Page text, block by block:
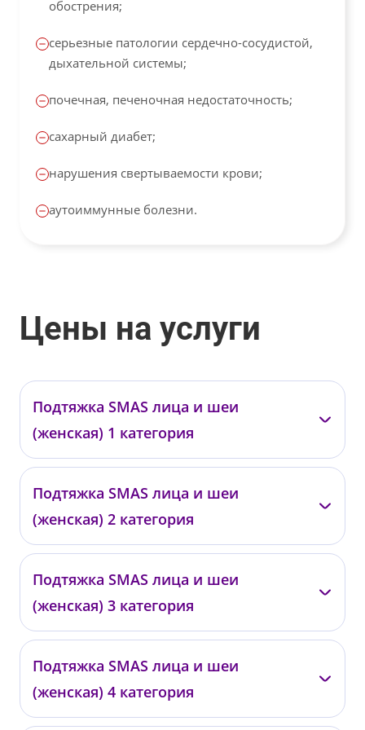
обострения;
серьезные патологии сердечно-сосудистой,
дыхательной системы;
почечная, печеночная недостаточность;
сахарный диабет;
нарушения свертываемости крови;
аутоиммунные болезни.
Цены на услуги
Подтяжка SMAS лица и шеи
(женская) 1 категория
Бадак О.Е.
02.03.02.01
от 710 000 ₽ от 710 000 ₽
Подтяжка SMAS лица и шеи
(женская) 2 категория
Бадак О.Е.
02.03.02.02
от 760 000 ₽ от 760 000 ₽
Подтяжка SMAS лица и шеи
(женская) 3 категория
Бадак О.Е.
02.03.02.03
от 810 000 ₽ от 810 000 ₽
Подтяжка SMAS лица и шеи
(женская) 4 категория